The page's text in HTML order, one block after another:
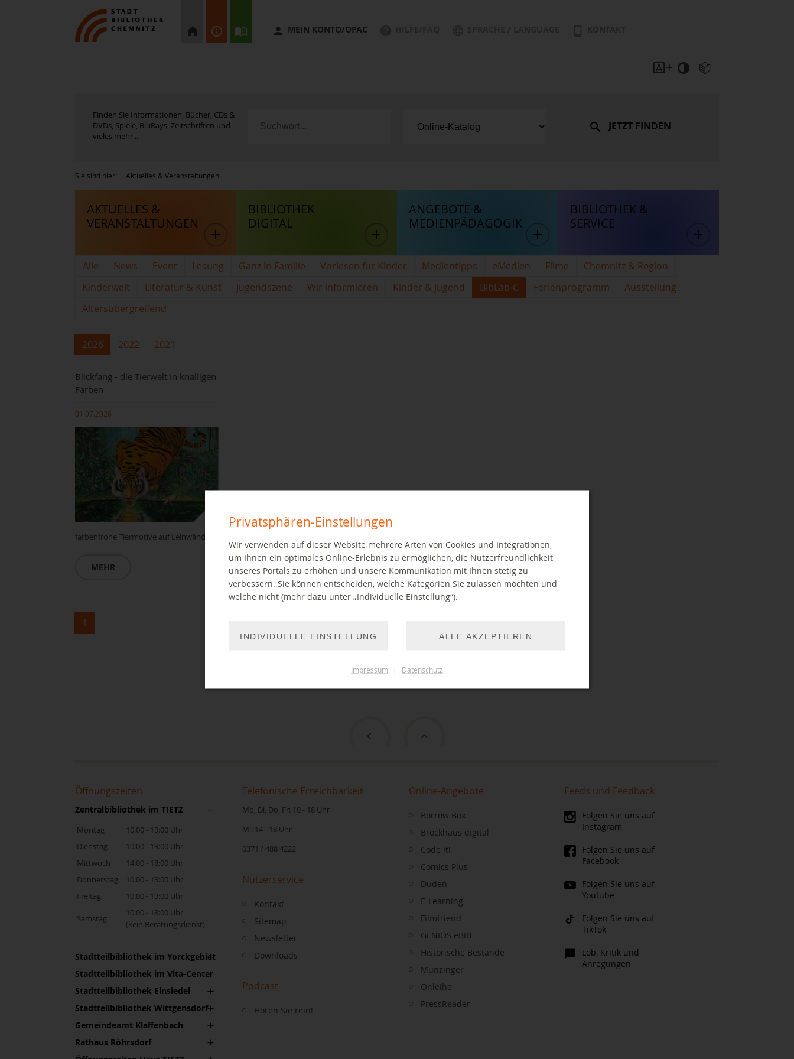
MEIN KONTO/OPAC
Finden Sie Informationen, Bücher, CDs &
DVDs, Spiele, BluRays, Zeitschriften und
vieles mehr...
JETZT FINDEN
Sie sind hier: Aktuelles & Veranstaltungen
AKTUELLES &
VERANSTALTUNGEN
BIBLIOTHEK
DIGITAL
ANGEBOTE &
MEDIENPÄDAGOGIK
BIBLIOTHEK &
SERVICE
Alle News Event Lesung Ganz in Familie Vorlesen für Kinder Medientipps eMedien Filme
Chemnitz & Region
Kinderwelt
Literatur & Kunst Jugendszene Wir informieren Kinder & Jugend BibLab-C Ferienprogramm
Ausstellung
Altersübergreifend
2026 2022 2021
Blickfang - die Tierwelt in knalligen
Farben
01.07.2026
farbenfrohe Tiermotive auf Leinwänden
MEHR
1
Öffnungszeiten
Zentralbibliothek im TIETZ
Montag
10:00 - 19:00 Uhr
Dienstag
10:00 - 19:00 Uhr
Mittwoch
14:00 - 18:00 Uhr
Donnerstag
10:00 - 19:00 Uhr
Freitag
10:00 - 19:00 Uhr
Samstag
10:00 - 18:00 Uhr
(kein Beratungsdienst)
Stadtteilbibliothek im Yorckgebiet
Stadtteilbibliothek im Vita-Center
Stadtteilbibliothek Einsiedel
Stadtteilbibliothek Wittgensdorf
Gemeindeamt Klaffenbach
Rathaus Röhrsdorf
Telefonische Erreichbarkeit
Mo, Di, Do, Fr: 10 - 18 Uhr
Mi: 14 - 18 Uhr
0371 / 488 4222
Nutzerservice
Kontakt
Sitemap
Newsletter
Downloads
Podcast
Hören Sie rein!
Online-Angebote
Borrow Box
Brockhaus digital
Code it!
Comics Plus
Duden
E-Learning
Filmfriend
GENIOS eBIB
Historische Bestände
Munzinger
Onleihe
PressReader
Feeds und Feedback
Folgen Sie uns auf
Instagram
Folgen Sie uns auf
Facebook
Folgen Sie uns auf
Youtube
Folgen Sie uns auf
TikTok
Lob, Kritik und
Anregungen
Privatsphären-Einstellungen
Wir verwenden auf dieser Website mehrere Arten von Cookies und Integrationen,
um Ihnen ein optimales Online-Erlebnis zu ermöglichen, die Nutzerfreundlichkeit
unseres Portals zu erhöhen und unsere Kommunikation mit Ihnen stetig zu
verbessern. Sie können entscheiden, welche Kategorien Sie zulassen möchten und
welche nicht (mehr dazu unter „Individuelle Einstellung“).
INDIVIDUELLE EINSTELLUNG ALLE AKZEPTIEREN
Impressum | Datenschutz